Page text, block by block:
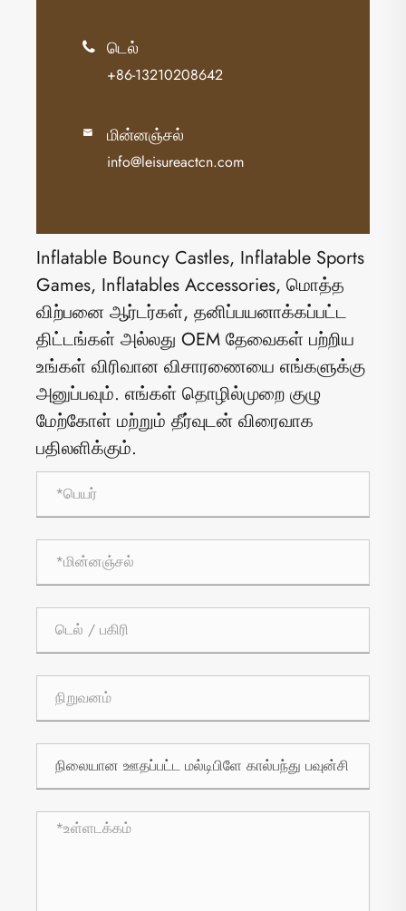
 டெல்
+86-13210208642
 மின்னஞ்சல்
info@leisureactcn.com
Inflatable Bouncy Castles, Inflatable Sports
Games, Inflatables Accessories, மொத்த
விற்பனை ஆர்டர்கள், தனிப்பயனாக்கப்பட்ட
திட்டங்கள் அல்லது OEM தேவைகள் பற்றிய
உங்கள் விரிவான விசாரணையை எங்களுக்கு
அனுப்பவும். எங்கள் தொழில்முறை குழு
மேற்கோள் மற்றும் தீர்வுடன் விரைவாக
பதிலளிக்கும்.